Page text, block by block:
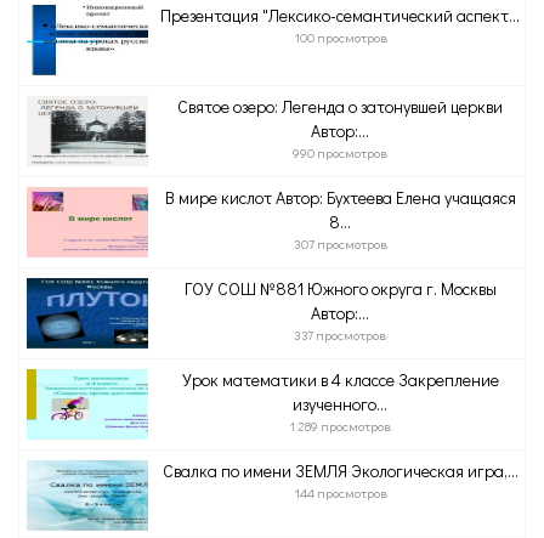
Презентация "Лексико-семантический аспект...
100 просмотров
Святое озеро: Легенда о затонувшей церкви
Автор:...
990 просмотров
В мире кислот Автор: Бухтеева Елена учащаяся
8...
307 просмотров
ГОУ СОШ №881 Южного округа г. Москвы
Автор:...
337 просмотров
Урок математики в 4 классе Закрепление
изученного...
1 289 просмотров
Свалка по имени ЗЕМЛЯ Экологическая игра,...
144 просмотров